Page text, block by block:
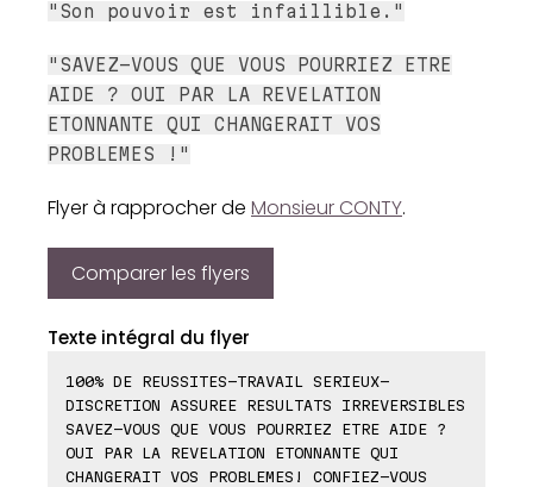
"Son pouvoir est infaillible."
"SAVEZ-VOUS QUE VOUS POURRIEZ ETRE
AIDE ? OUI PAR LA REVELATION
ETONNANTE QUI CHANGERAIT VOS
PROBLEMES !"
Flyer à rapprocher de Monsieur CONTY.
Comparer les flyers
Texte intégral du flyer
100% DE REUSSITES-TRAVAIL SERIEUX-
DISCRETION ASSUREE RESULTATS IRREVERSIBLES
SAVEZ-VOUS QUE VOUS POURRIEZ ETRE AIDE ?
OUI PAR LA REVELATION ETONNANTE QUI
CHANGERAIT VOS PROBLEMES! CONFIEZ-VOUS